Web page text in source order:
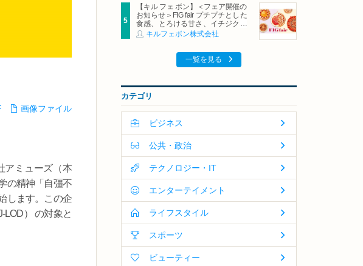
画像ファイル
アミューズ（本
の精神「自彊不
します。この企
） の対象と
【キル フェ ボン】＜フェア開催の
お知らせ＞FIG fair プチプチとした
食感、とろける甘さ、イチジクの
魅力をたっぷりと。新作を含め、
イチジク尽くしの全4種が登場8月
キルフェボン株式会社
一覧を見る
カテゴリ
ビジネス
公共・政治
テクノロジー・IT
エンターテイメント
ライフスタイル
スポーツ
ビューティー